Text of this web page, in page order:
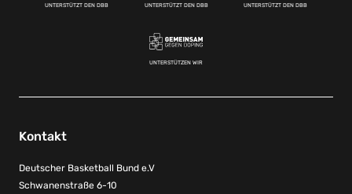
UNTERSTÜTZT DEN DBB UNTERSTÜTZT DEN DBB UNTERSTÜTZT DEN DBB
UNTERSTÜTZEN WIR
Kontakt
Deutscher Basketball Bund e.V
Schwanenstraße 6-10